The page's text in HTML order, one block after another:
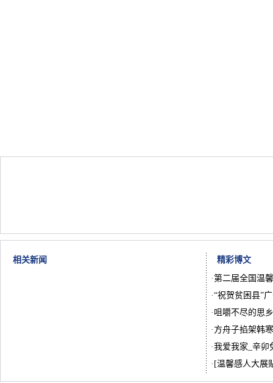
相关新闻
精彩博文
·第二届全国温
·“祝贺贫困县”
· 咀嚼不尽的思
· 方舟子掐架韩
·我爱我家_辛卯
· [温馨感人大展